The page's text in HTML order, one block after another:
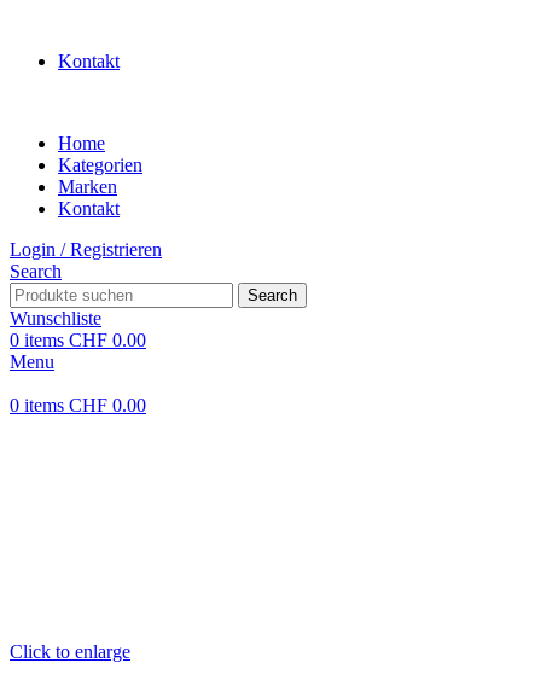
Kontakt
Home
Kategorien
Marken
Kontakt
Login / Registrieren
Search
Search
Wunschliste
0 items CHF 0.00
Menu
0 items CHF 0.00
Click to enlarge